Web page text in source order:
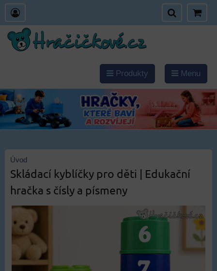
Produkty Menu
Úvod
Skládací kyblíčky pro děti | Edukační
hračka s čísly a písmeny